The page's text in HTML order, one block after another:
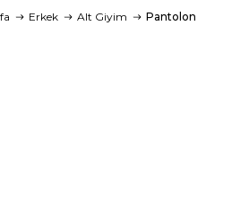
Erkek Alt Giyim Pantolon